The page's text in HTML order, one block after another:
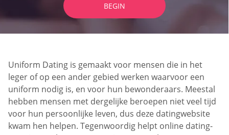
BEGIN
Uniform Dating is gemaakt voor mensen die in het
leger of op een ander gebied werken waarvoor een
uniform nodig is, en voor hun bewonderaars. Meestal
hebben mensen met dergelijke beroepen niet veel tijd
voor hun persoonlijke leven, dus deze datingwebsite
kwam hen helpen. Tegenwoordig helpt online dating-